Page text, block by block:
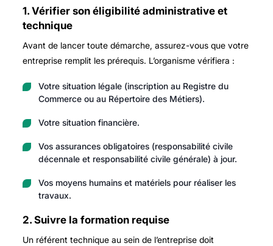
1. Vérifier son éligibilité administrative et
technique
Avant de lancer toute démarche, assurez-vous que votre
entreprise remplit les prérequis. L’organisme vérifiera :
Votre situation légale (inscription au Registre du
Commerce ou au Répertoire des Métiers).
Votre situation financière.
Vos assurances obligatoires (responsabilité civile
décennale et responsabilité civile générale) à jour.
Vos moyens humains et matériels pour réaliser les
travaux.
2. Suivre la formation requise
Un référent technique au sein de l’entreprise doit